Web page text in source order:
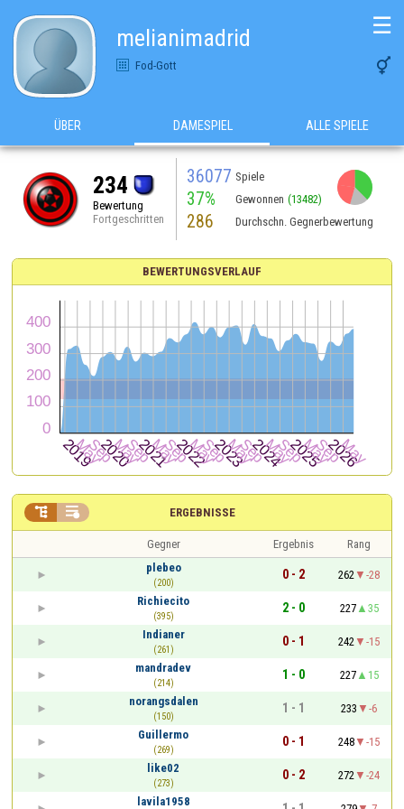
melianimadrid
Fod-Gott 
☰
ÜBER DAMESPIEL ALLE SPIELE
234
Bewertung
Fortgeschritten
36077 Spiele
37% Gewonnen (13482)
286 Durchschn. Gegnerbewertung
BEWERTUNGSVERLAUF
ERGEBNISSE
 
Gegner Ergebnis
Rang
plebeo
(200)
0 - 2 262
-28
Richiecito
(395)
2 - 0 227
35
Indianer
(261)
0 - 1 242
-15
mandradev
(214)
1 - 0 227
15
norangsdalen
(150)
1 - 1 233
-6
Guillermo
(269)
0 - 1 248
-15
like02
(273)
0 - 2 272
-24
lavila1958